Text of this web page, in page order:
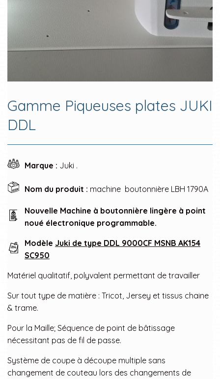
Gamme Piqueuses plates JUKI
DDL
Marque : Juki .
Nom du produit : machine boutonnière LBH 1790A
Nouvelle Machine à boutonnière lingère à point
noué électronique programmable.
Modèle Juki de type DDL 9000CF MSNB AK154
SC950
Matériel qualitatif, polyvalent permettant de travailler
Sur tout type de matière : Tricot, Jersey et tissus chaine
& trame.
Pour la Maille; Séquence de point de bâtissage
nécessitant pas de fil de passe.
Système de coupe à découpe multiple sans
changement de couteau lors des changements de